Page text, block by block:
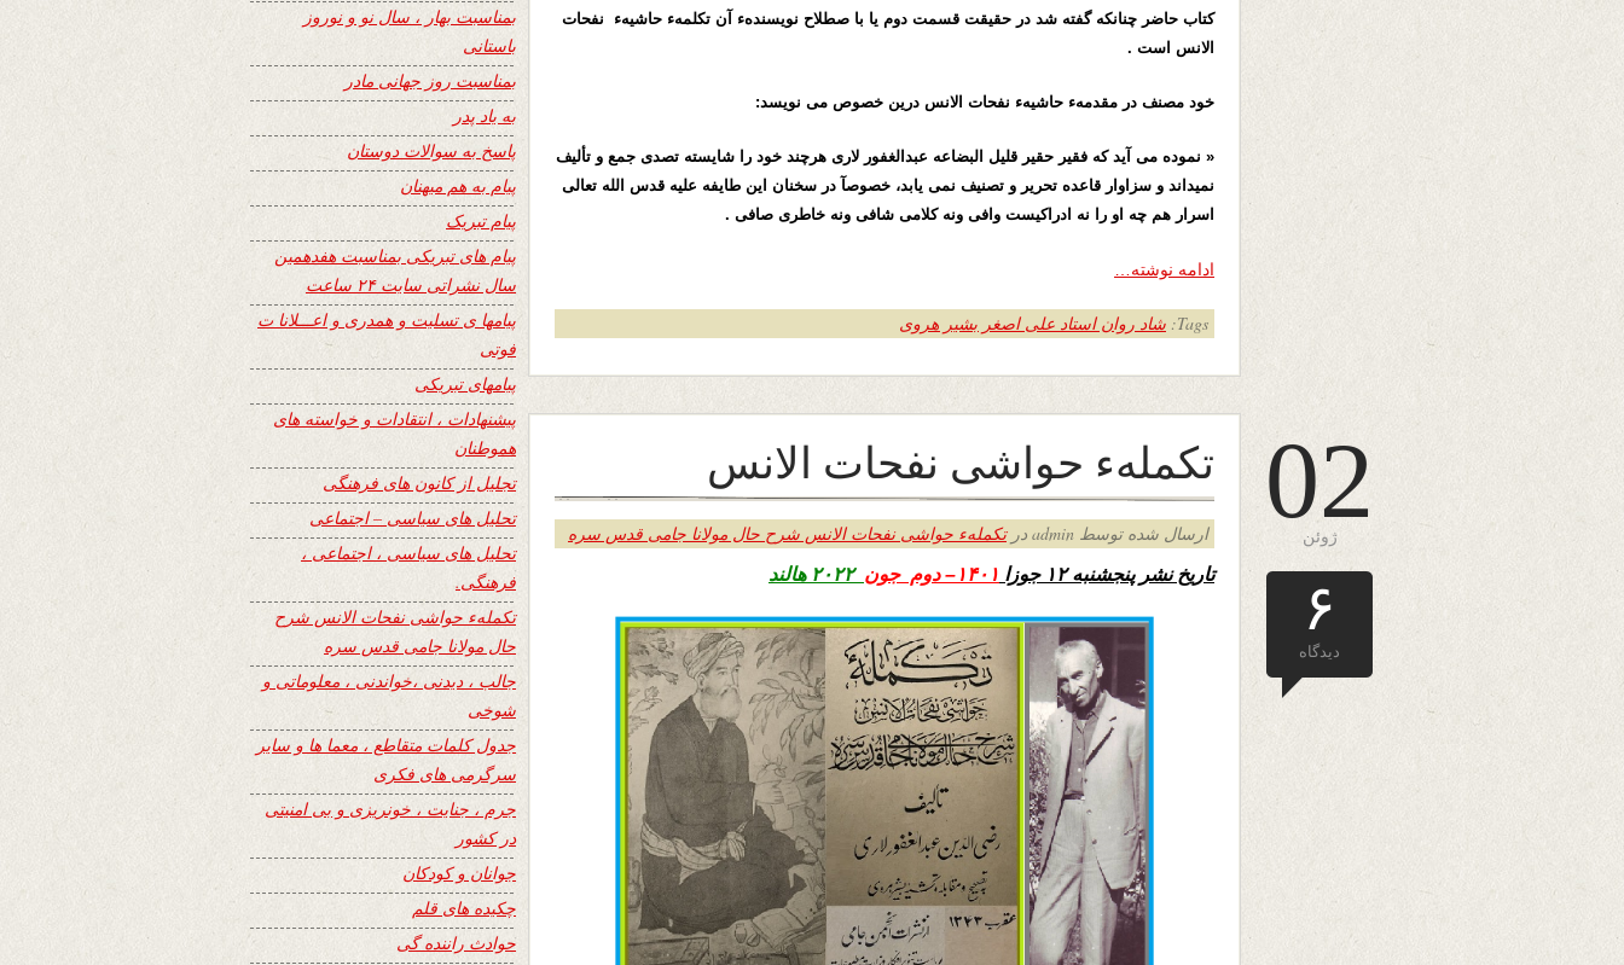
کتاب حاضر چنانکه گفته شد در حقیقت قسمت دوم یا با صطلاح نویسندهء آن تکلمهء حاشیهء نفحات
الانس است .
خود مصنف در مقدمهء حاشیهء نفحات الانس درین خصوص می نویسد:
« نموده می آید که فقیر حقیر قلیل البضاعه عبدالغفور لاری هرچند خود را شایسته تصدی جمع و تألیف
نمیداند و سزاوار قاعده تحریر و تصنیف نمی یابد، خصوصآ در سخنان این طایفه علیه قدس الله تعالی
اسرار هم چه او را نه ادراکیست وافی ونه کلامی شافی ونه خاطری صافی .
ادامه نوشته…
Tags: شاد روان استاد علی اصغر بشیر هروی
02
ژوئن
۶
دیدگاه
تکملهء حواشی نفحات الانس
ارسال شده توسط admin در تکملهء حواشی نفحات الانس شرح حال مولانا جامی قدس سره
تاریخ نشر پنجشنبه ۱۲ جوزا ۱۴۰۱– دوم جون ۲۰۲۲ هالند
بمناسبت بهار ، سال نو و نوروز
باستانی
بمناسبت روز جهانی مادر
به یاد پدر
پاسخ به سوالات دوستان
پیام به هم میهنان
پیام تبریک
پیام های تبریکی بمناسبت هفدهمین
سال نشراتی سایت ۲۴ ساعت
پیامها ی تسلیت و همدری و اعـــلانا ت
فوتی
پیامهای تبریکی
پیشنهادات ، انتقادات و خواسته های
هموطنان
تجلیل از کانون های فرهنگی
تحلیل های سیاسی – اجتماعی
تحلیل های سیاسی ، اجتماعی ،
فرهنگی.
تکملهء حواشی نفحات الانس شرح
حال مولانا جامی قدس سره
جالب ، دیدنی ،خواندنی ، معلوماتی و
شوخی
جدول کلمات متقاطع ، معما ها و سایر
سرگرمی های فکری
جرم ، جنایت ، خونریزی و بی امنیتی
در کشور
جوانان و کودکان
چکیده های قلم
حوادث راننده گی